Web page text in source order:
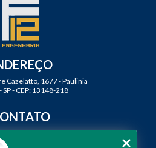
Cazelatto, 1677 - Paulinia
SP - CEP: 13148-218
3888-2923